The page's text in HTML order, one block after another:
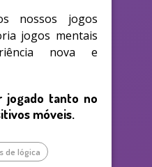
nossos jogos
jogos mentais
nova e
jogado tanto no
móveis.
de lógica